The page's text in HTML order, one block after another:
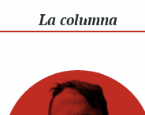
La columna